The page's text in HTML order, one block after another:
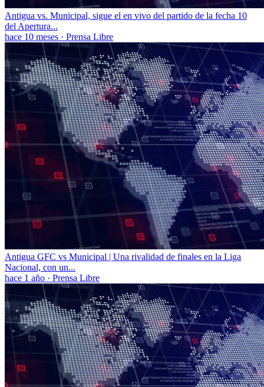
Antigua vs. Municipal, sigue el en vivo del partido de la fecha 10
del Apertura...
hace 10 meses · Prensa Libre
Antigua GFC vs Municipal | Una rivalidad de finales en la Liga
Nacional, con un...
hace 1 año · Prensa Libre